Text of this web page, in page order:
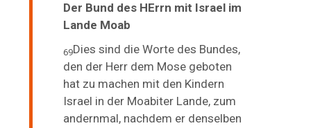
Der Bund des HErrn mit Israel im
Lande Moab
69Dies sind die Worte des Bundes,
den der Herr dem Mose geboten
hat zu machen mit den Kindern
Israel in der Moabiter Lande, zum
andernmal, nachdem er denselben